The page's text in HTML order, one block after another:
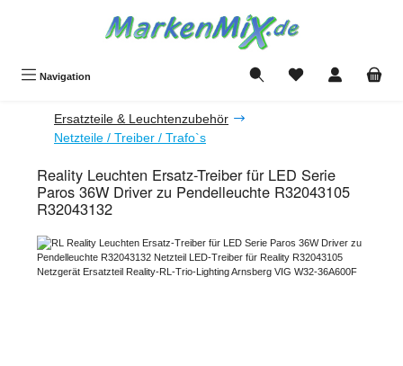
Navigation Du hast 0 Produkte
Ersatzteile & Leuchtenzubehör
Netzteile / Treiber / Trafo`s
Reality Leuchten Ersatz-Treiber für LED Serie
Paros 36W Driver zu Pendelleuchte R32043105
R32043132
Bildergalerie überspringen